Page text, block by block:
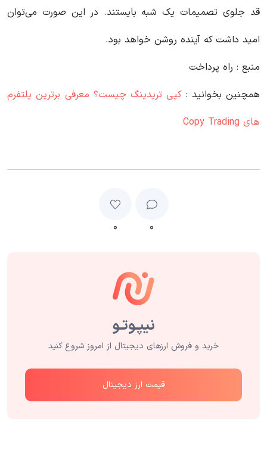
قد جلوی تصمیمات یک شبه بایستند. در این صورت می‌توان
امید داشت که آینده روشن خواهد بود.
منبع : راه پرداخت
همچنین بخوانید : کپی تریدینگ چیست؟ معرفی برترین پلتفرم
های Copy Trading
۰ ۰
خرید و فروش ارزهای دیجیتال از امروز شروع کنید
قیمت ارز دیجیتال